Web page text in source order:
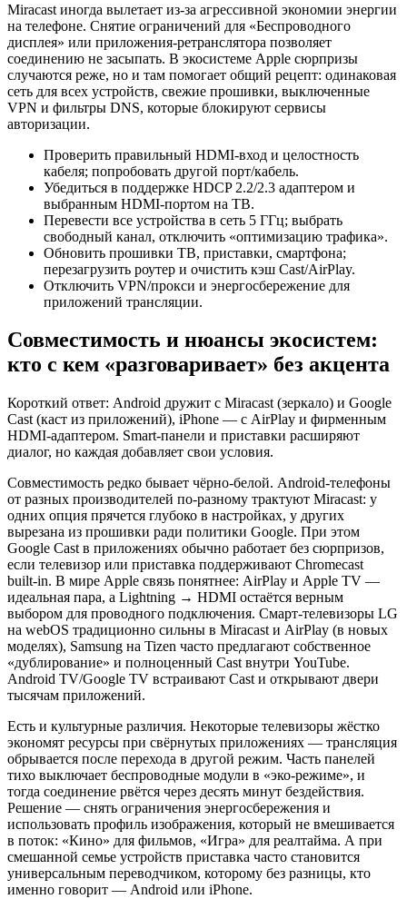
Miracast иногда вылетает из‑за агрессивной экономии энергии
на телефоне. Снятие ограничений для «Беспроводного
дисплея» или приложения‑ретранслятора позволяет
соединению не засыпать. В экосистеме Apple сюрпризы
случаются реже, но и там помогает общий рецепт: одинаковая
сеть для всех устройств, свежие прошивки, выключенные
VPN и фильтры DNS, которые блокируют сервисы
авторизации.
Проверить правильный HDMI‑вход и целостность
кабеля; попробовать другой порт/кабель.
Убедиться в поддержке HDCP 2.2/2.3 адаптером и
выбранным HDMI‑портом на ТВ.
Перевести все устройства в сеть 5 ГГц; выбрать
свободный канал, отключить «оптимизацию трафика».
Обновить прошивки ТВ, приставки, смартфона;
перезагрузить роутер и очистить кэш Cast/AirPlay.
Отключить VPN/прокси и энергосбережение для
приложений трансляции.
Совместимость и нюансы экосистем:
кто с кем «разговаривает» без акцента
Короткий ответ: Android дружит с Miracast (зеркало) и Google
Cast (каст из приложений), iPhone — с AirPlay и фирменным
HDMI‑адаптером. Smart‑панели и приставки расширяют
диалог, но каждая добавляет свои условия.
Совместимость редко бывает чёрно‑белой. Android‑телефоны
от разных производителей по‑разному трактуют Miracast: у
одних опция прячется глубоко в настройках, у других
вырезана из прошивки ради политики Google. При этом
Google Cast в приложениях обычно работает без сюрпризов,
если телевизор или приставка поддерживают Chromecast
built‑in. В мире Apple связь понятнее: AirPlay и Apple TV —
идеальная пара, а Lightning → HDMI остаётся верным
выбором для проводного подключения. Смарт‑телевизоры LG
на webOS традиционно сильны в Miracast и AirPlay (в новых
моделях), Samsung на Tizen часто предлагают собственное
«дублирование» и полноценный Cast внутри YouTube.
Android TV/Google TV встраивают Cast и открывают двери
тысячам приложений.
Есть и культурные различия. Некоторые телевизоры жёстко
экономят ресурсы при свёрнутых приложениях — трансляция
обрывается после перехода в другой режим. Часть панелей
тихо выключает беспроводные модули в «эко‑режиме», и
тогда соединение рвётся через десять минут бездействия.
Решение — снять ограничения энергосбережения и
использовать профиль изображения, который не вмешивается
в поток: «Кино» для фильмов, «Игра» для реалтайма. А при
смешанной семье устройств приставка часто становится
универсальным переводчиком, которому без разницы, кто
именно говорит — Android или iPhone.